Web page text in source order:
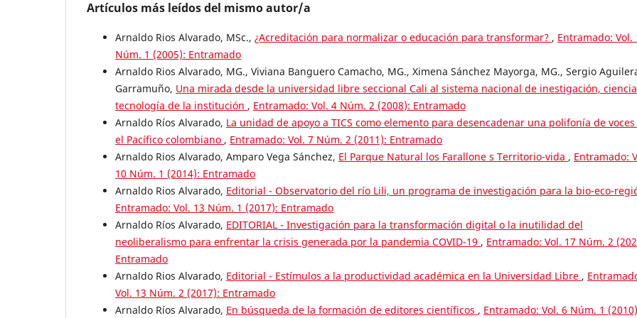
Artículos más leídos del mismo autor/a
Arnaldo Rios Alvarado, MSc., ¿Acreditación para normalizar o educación para transformar? , Entramado: Vol.
Núm. 1 (2005): Entramado
Arnaldo Rios Alvarado, MG., Viviana Banguero Camacho, MG., Ximena Sánchez Mayorga, MG., Sergio
Garramuño, Una mirada desde la universidad libre seccional Cali al sistema nacional de inestigación,
tecnología de la institución , Entramado: Vol. 4 Núm. 2 (2008): Entramado
Arnaldo Ríos Alvarado, La unidad de apoyo a TICS como elemento para desencadenar una polifonía de voces
el Pacífico colombiano , Entramado: Vol. 7 Núm. 2 (2011): Entramado
Arnaldo Rios Alvarado, Amparo Vega Sánchez, El Parque Natural los Farallone s Territorio-vida , Entramado:
10 Núm. 1 (2014): Entramado
Arnaldo Rios Alvarado, Editorial - Observatorio del río Lili, un programa de investigación para la bio-eco-
Entramado: Vol. 13 Núm. 1 (2017): Entramado
Arnaldo Ríos Alvarado, EDITORIAL - Investigación para la transformación digital o la inutilidad del
neoliberalismo para enfrentar la crisis generada por la pandemia COVID-19 , Entramado: Vol. 17 Núm. 2
Entramado
Arnaldo Rios Alvarado, Editorial - Estímulos a la productividad académica en la Universidad Libre ,
Vol. 13 Núm. 2 (2017): Entramado
Arnaldo Ríos Alvarado, En búsqueda de la formación de editores científicos , Entramado: Vol. 6 Núm. 1